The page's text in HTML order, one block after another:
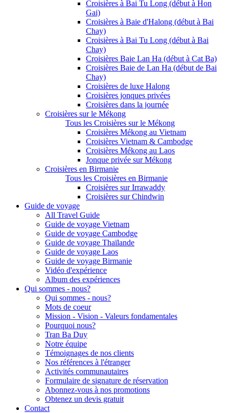
Croisières à Bai Tu Long (début à Hon
Gai)
Croisières à Baie d'Halong (début à Bai
Chay)
Croisières à Bai Tu Long (début à Bai
Chay)
Croisières Baie Lan Ha (début à Cat Ba)
Croisières Baie de Lan Ha (début de Bai
Chay)
Croisières de luxe Halong
Croisières jonques privées
Croisières dans la journée
Croisières sur le Mékong
Tous les Croisières sur le Mékong
Croisières Mékong au Vietnam
Croisières Vietnam & Cambodge
Croisières Mékong au Laos
Jonque privée sur Mékong
Croisières en Birmanie
Tous les Croisières en Birmanie
Croisières sur Irrawaddy
Croisières sur Chindwin
Guide de voyage
All Travel Guide
Guide de voyage Vietnam
Guide de voyage Cambodge
Guide de voyage Thaïlande
Guide de voyage Laos
Guide de voyage Birmanie
Vidéo d'expérience
Album des expériences
Qui sommes - nous?
Qui sommes - nous?
Mots de coeur
Mission - Vision - Valeurs fondamentales
Pourquoi nous?
Tran Ba Duy
Notre équipe
Témoignages de nos clients
Nos références à l'étranger
Activités communautaires
Formulaire de signature de réservation
Abonnez-vous à nos promotions
Obtenez un devis gratuit
Contact